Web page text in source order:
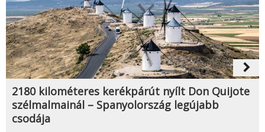
navigate_next
2180 kilométeres kerékpárút nyílt Don Quijote
szélmalmainál – Spanyolország legújabb
csodája